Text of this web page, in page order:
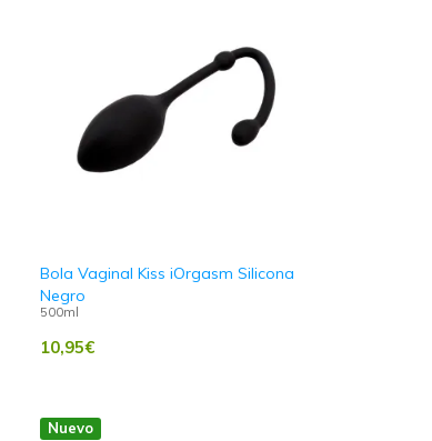
Bola Vaginal Kiss iOrgasm Silicona
Negro
500ml
10,95€
Nuevo